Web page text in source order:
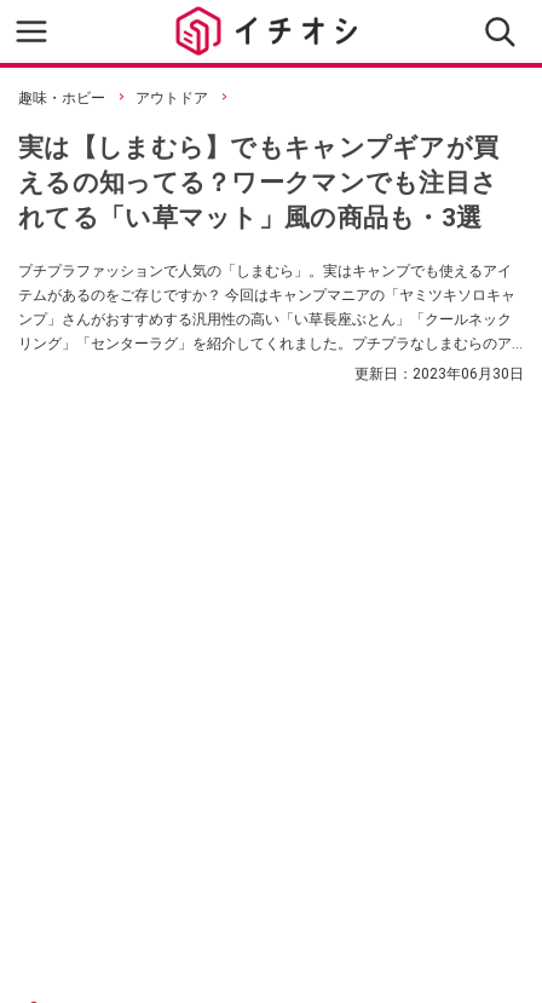
趣味・ホビー アウトドア
実は【しまむら】でもキャンプギアが買
えるの知ってる？ワークマンでも注目さ
れてる「い草マット」風の商品も・3選
プチプラファッションで人気の「しまむら」。実はキャンプでも使えるアイ
テムがあるのをご存じですか？ 今回はキャンプマニアの「ヤミツキソロキャ
ンプ」さんがおすすめする汎用性の高い「い草長座ぶとん」「クールネック
リング」「センターラグ」を紹介してくれました。プチプラなしまむらのア
ウトドアグッズをお探しの方はぜひチェックしてみてくださいね。
更新日： 2023年06月30日